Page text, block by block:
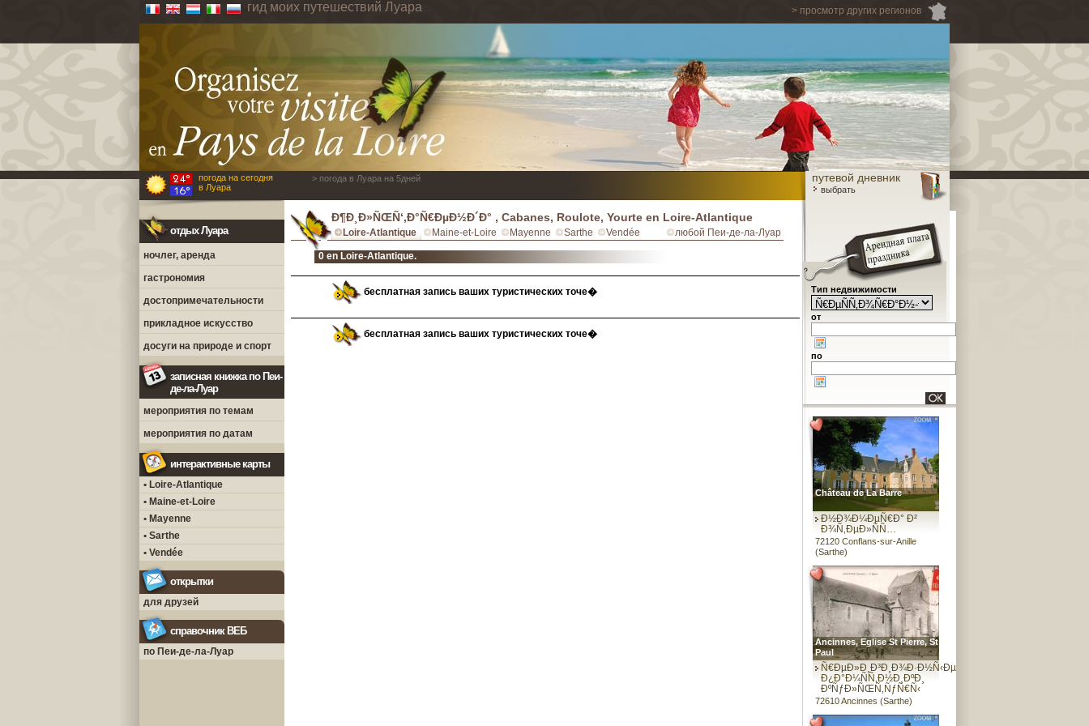
> просмотр других регионов
гид моих путешествий Луара
погода на сегодня
в Луара
> погода в Луара на 5дней путевой дневник
выбрать
отдых Луара
ночлег, аренда
гастрономия
достопримечательности
прикладное искусство
досуги на природе и спорт
записная книжка по Пеи-
де-ла-Луар
мероприятия по темам
мероприятия по датам
интерактивные карты
• Loire-Atlantique
• Maine-et-Loire
• Mayenne
• Sarthe
• Vendée
открытки
для друзей
справочник ВЕБ
по Пеи-де-ла-Луар
Ð¶Ð¸Ð»ÑŒÑ‘,Ð°Ñ€ÐµÐ½Ð´Ð° , Cabanes, Roulote, Yourte en Loire-Atlantique
Loire-Atlantique Maine-et-Loire Mayenne Sarthe Vendée любой Пеи-де-ла-Луар
0 en Loire-Atlantique.
бесплатная запись ваших туристических точе�
бесплатная запись ваших туристических точе�
Тип недвижимости
от
по
Château de La Barre
Ð½Ð¾Ð¼ÐµÑ€Ð° Ð²
Ð¾Ñ‚ÐµÐ»ÑÑ…
72120 Conflans-sur-Anille
(Sarthe)
Ancinnes, Eglise St Pierre, St
Paul
Ñ€ÐµÐ»Ð¸Ð³Ð¸Ð¾Ð·Ð½Ñ‹Ðµ
Ð¿Ð°Ð¼ÑÑ‚Ð½Ð¸ÐºÐ¸
ÐºÑƒÐ»ÑŒÑ‚ÑƒÑ€Ñ‹
72610 Ancinnes (Sarthe)